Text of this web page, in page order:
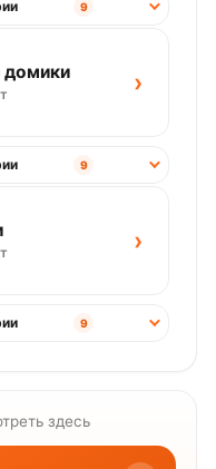
9
домики ›
9
›
9
здесь